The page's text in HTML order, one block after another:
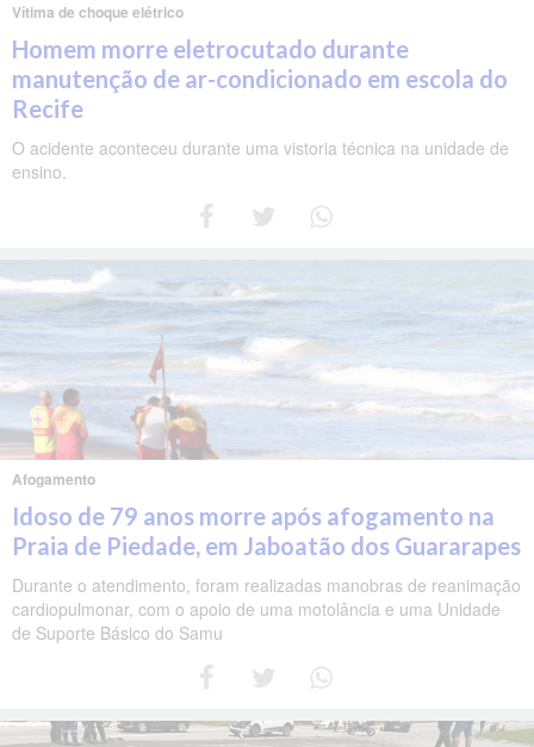
Vítima de choque elétrico
Homem morre eletrocutado durante
manutenção de ar-condicionado em escola do
Recife
O acidente aconteceu durante uma vistoria técnica na unidade de
ensino.
Afogamento
Idoso de 79 anos morre após afogamento na
Praia de Piedade, em Jaboatão dos Guararapes
Durante o atendimento, foram realizadas manobras de reanimação
cardiopulmonar, com o apoio de uma motolância e uma Unidade
de Suporte Básico do Samu